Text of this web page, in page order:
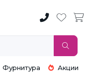
Фурнитура Акции